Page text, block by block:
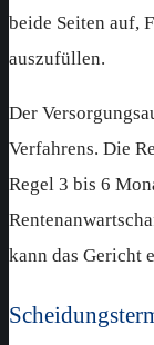
beide Seiten auf,
auszufüllen.
Der
Verfahrens. Die
Regel 3 bis 6
kann das Gericht